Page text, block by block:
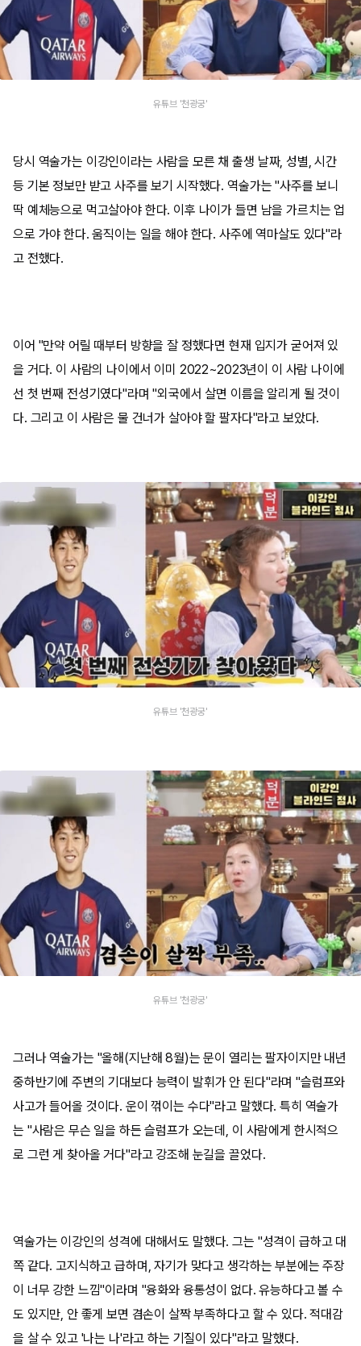
유튜브 '천광궁'
당시 역술가는 이강인이라는 사람을 모른 채 출생 날짜, 성별, 시간
등 기본 정보만 받고 사주를 보기 시작했다. 역술가는 "사주를 보니
딱 예체능으로 먹고살아야 한다. 이후 나이가 들면 남을 가르치는 업
으로 가야 한다. 움직이는 일을 해야 한다. 사주에 역마살도 있다"라
고 전했다.
이어 "만약 어릴 때부터 방향을 잘 정했다면 현재 입지가 굳어져 있
을 거다. 이 사람의 나이에서 이미 2022~2023년이 이 사람 나이에
선 첫 번째 전성기였다"라며 "외국에서 살면 이름을 알리게 될 것이
다. 그리고 이 사람은 물 건너가 살아야 할 팔자다"라고 보았다.
유튜브 '천광궁'
유튜브 '천광궁'
그러나 역술가는 "올해(지난해 8월)는 문이 열리는 팔자이지만 내년
중하반기에 주변의 기대보다 능력이 발휘가 안 된다"라며 "슬럼프와
사고가 들어올 것이다. 운이 꺾이는 수다"라고 말했다. 특히 역술가
는 "사람은 무슨 일을 하든 슬럼프가 오는데, 이 사람에게 한시적으
로 그런 게 찾아올 거다"라고 강조해 눈길을 끌었다.
역술가는 이강인의 성격에 대해서도 말했다. 그는 "성격이 급하고 대
쪽 같다. 고지식하고 급하며, 자기가 맞다고 생각하는 부분에는 주장
이 너무 강한 느낌"이라며 "융화와 융통성이 없다. 유능하다고 볼 수
도 있지만, 안 좋게 보면 겸손이 살짝 부족하다고 할 수 있다. 적대감
을 살 수 있고 '나는 나'라고 하는 기질이 있다"라고 말했다.